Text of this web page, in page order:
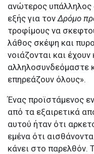
ανώτερος
εξής για τον Δρόμο
τροφίμους να
λάθος σκέψη και
νοιάζονται και
αλληλοσυνδεόμαστε
επηρεάζουν όλους».
Ένας προϊστάμενος
από τα εξαιρετικά
αυτού ήταν ότι
εμένα ότι
κάνει στο παρελθόν.